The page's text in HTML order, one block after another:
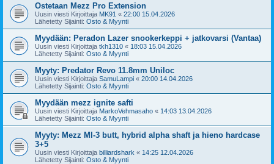
Ostetaan Mezz Pro Extension
Uusin viesti Kirjoittaja MK91 « 22:00 15.04.2026
Lähetetty Sijainti: Osto & Myynti
Myydään: Peradon Lazer snookerkeppi + jatkovarsi (Vantaa)
Uusin viesti Kirjoittaja tkh1310 « 18:03 15.04.2026
Lähetetty Sijainti: Osto & Myynti
Myyty: Predator Revo 11.8mm Uniloc
Uusin viesti Kirjoittaja SamuLampi « 20:00 14.04.2026
Lähetetty Sijainti: Osto & Myynti
Myydään mezz ignite safti
Uusin viesti Kirjoittaja MarkoVehmasaho « 14:03 13.04.2026
Lähetetty Sijainti: Osto & Myynti
Myyty: Mezz MI-3 butt, hybrid alpha shaft ja hieno hardcase
3+5
Uusin viesti Kirjoittaja billiardshark « 14:25 12.04.2026
Lähetetty Sijainti: Osto & Myynti